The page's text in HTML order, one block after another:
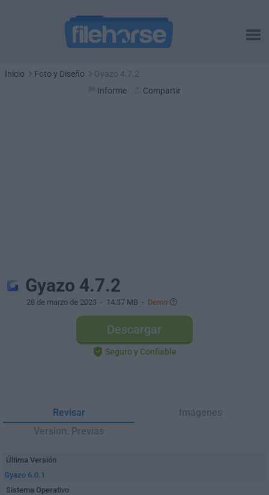
Inicio Foto y Diseño
Gyazo 4.7.2
Informe
Compartir
Gyazo 4.7.2
28 de marzo de 2023 - 14.37 MB - Demo
Descargar
Seguro y Confiable
Revisar
Imágenes
Version. Previas
Última Versión
Gyazo 6.0.1
Sistema Operativo